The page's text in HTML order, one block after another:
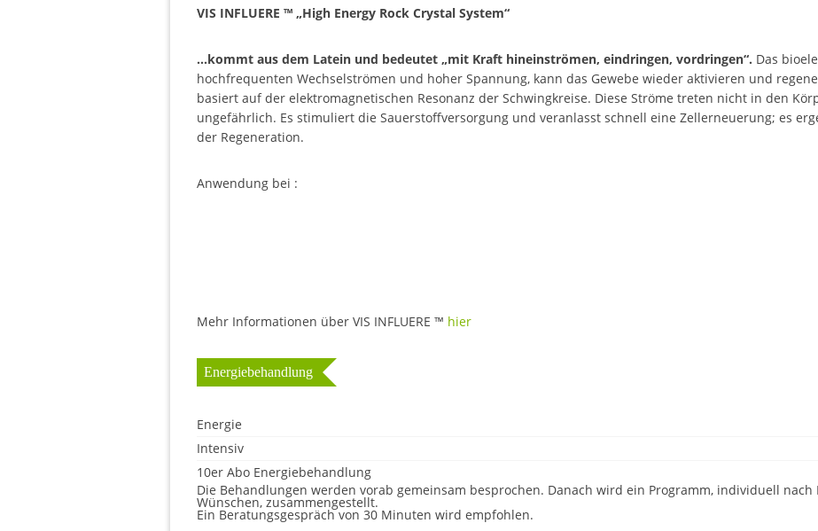
VIS INFLUERE ™ „High Energy Rock Crystal System“
…kommt aus dem Latein und bedeutet „mit Kraft hineinströmen, eindringen, vordringen“. Das
hochfrequenten Wechselströmen und hoher Spannung, kann das Gewebe wieder aktivieren und
basiert auf der elektromagnetischen Resonanz der Schwingkreise. Diese Ströme treten nicht in den
ungefährlich. Es stimuliert die Sauerstoffversorgung und veranlasst schnell eine Zellerneuerung; es
der Regeneration.
Anwendung bei :
Mehr Informationen über VIS INFLUERE ™ hier
Energiebehandlung
Energie
Intensiv
10er Abo Energiebehandlung
Die Behandlungen werden vorab gemeinsam besprochen. Danach wird ein Programm, individuell
Wünschen, zusammengestellt.
Ein Beratungsgespräch von 30 Minuten wird empfohlen.